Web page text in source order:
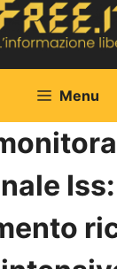
Menu
Iss: